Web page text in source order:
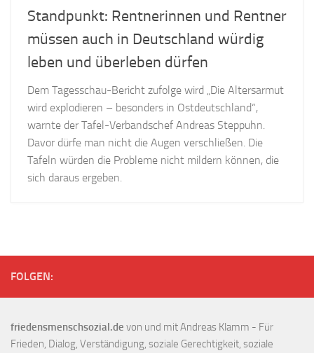
Standpunkt: Rentnerinnen und Rentner
müssen auch in Deutschland würdig
leben und überleben dürfen
Dem Tagesschau-Bericht zufolge wird „Die Altersarmut
wird explodieren – besonders in Ostdeutschland“,
warnte der Tafel-Verbandschef Andreas Steppuhn.
Davor dürfe man nicht die Augen verschließen. Die
Tafeln würden die Probleme nicht mildern können, die
sich daraus ergeben.
FOLGEN:
friedensmenschsozial.de von und mit Andreas Klamm - Für
Frieden, Dialog, Verständigung, soziale Gerechtigkeit, soziale